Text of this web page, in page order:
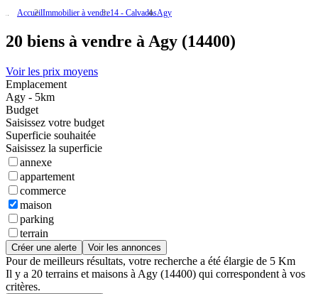
AccueilImmobilier à vendre14 - CalvadosAgy
20 biens à vendre à Agy (14400)
Voir les prix moyens
Emplacement
Agy - 5km
Budget
Saisissez votre budget
Superficie souhaitée
Saisissez la superficie
annexe
appartement
commerce
maison
parking
terrain
Créer une alerte Voir les annonces
Pour de meilleurs résultats, votre recherche a été élargie de 5 Km
Il y a 20 terrains et maisons à Agy (14400) qui correspondent à vos
critères.